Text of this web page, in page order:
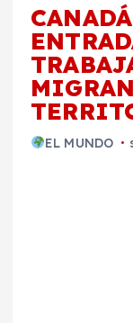
EL MUNDO